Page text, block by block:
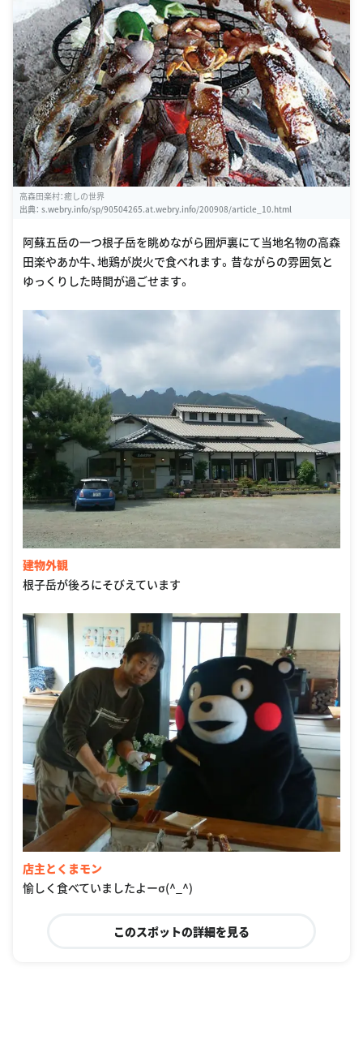
高森田楽村：癒しの世界
出典： s.webry.info/sp/90504265.at.webry.info/200908/article_10.html
阿蘇五岳の一つ根子岳を眺めながら囲炉裏にて当地名物の高森
田楽やあか牛、地鶏が炭火で食べれます。昔ながらの雰囲気と
ゆっくりした時間が過ごせます。
建物外観
根子岳が後ろにそびえています
店主とくまモン
愉しく食べていましたよーσ(^_^)
このスポットの詳細を見る